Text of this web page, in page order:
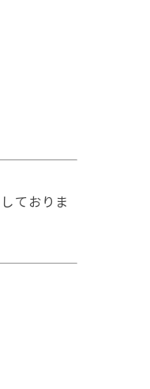
しておりま